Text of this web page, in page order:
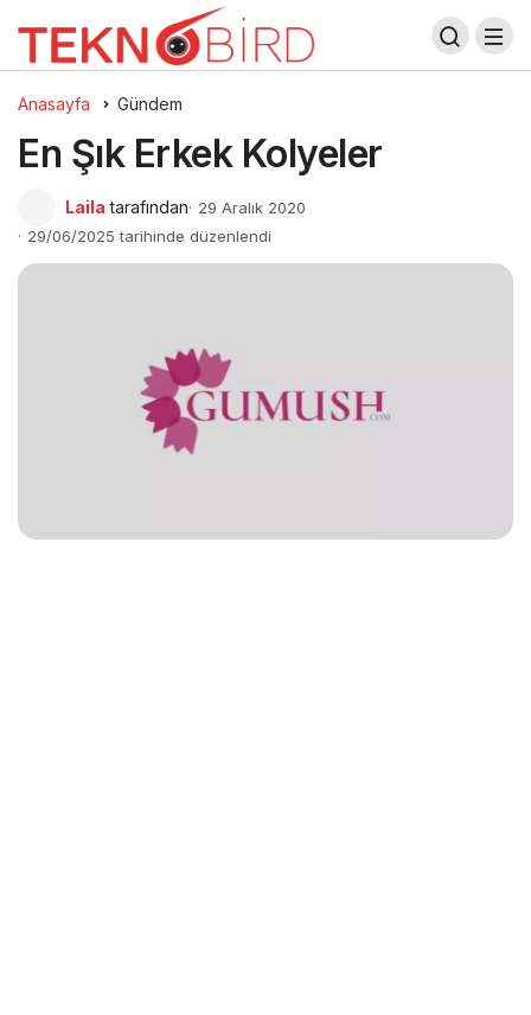
Anasayfa Gündem
En Şık Erkek Kolyeler
Laila tarafından
29 Aralık 2020
29/06/2025 tarihinde düzenlendi